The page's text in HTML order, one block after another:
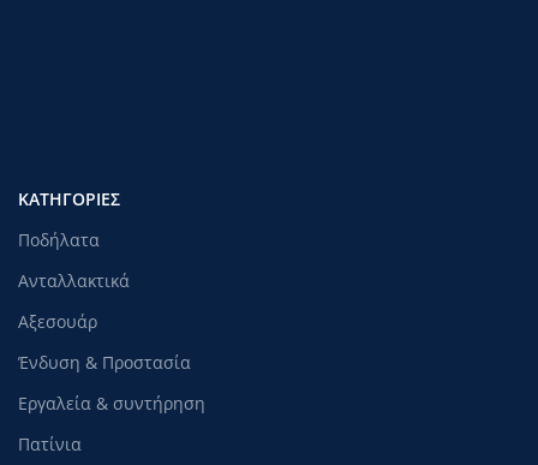
ΚΑΤΗΓΟΡΊΕΣ
Ποδήλατα
Ανταλλακτικά
Αξεσουάρ
Ένδυση & Προστασία
Εργαλεία & συντήρηση
Πατίνια